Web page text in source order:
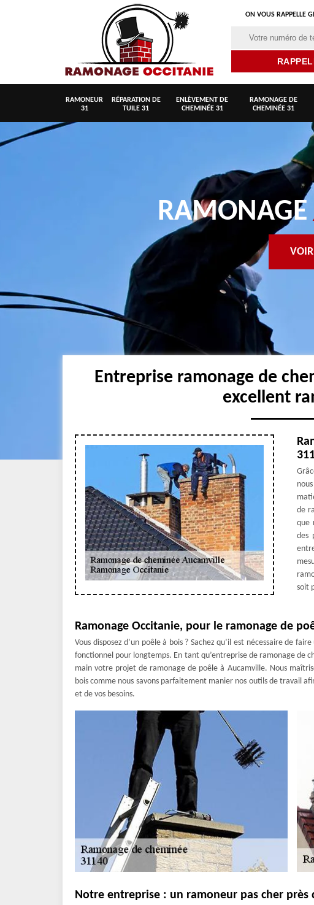
ON VOUS RAPPELLE
RAMONEUR
31
RÉPARATION DE
TUILE 31
ENLÈVEMENT DE
CHEMINÉE 31
RAMONAGE DE
CHEMINÉE 31
RAMONAGE
Entreprise ramonage de
excellent
de
que
des
soit
Ramonage Occitanie, pour le ramonage de
Vous disposez d’un poêle à bois ? Sachez qu’il est nécessaire de
fonctionnel pour longtemps. En tant qu’entreprise de ramonage de
main votre projet de ramonage de poêle à Aucamville. Nous
bois comme nous savons parfaitement manier nos outils de travail
et de vos besoins.
Notre entreprise : un ramoneur pas cher près